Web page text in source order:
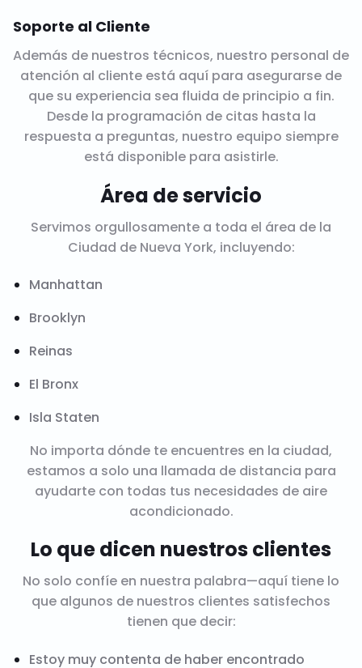
Soporte al Cliente
Además de nuestros técnicos, nuestro personal de
atención al cliente está aquí para asegurarse de
que su experiencia sea fluida de principio a fin.
Desde la programación de citas hasta la
respuesta a preguntas, nuestro equipo siempre
está disponible para asistirle.
Área de servicio
Servimos orgullosamente a toda el área de la
Ciudad de Nueva York, incluyendo:
Manhattan
Brooklyn
Reinas
El Bronx
Isla Staten
No importa dónde te encuentres en la ciudad,
estamos a solo una llamada de distancia para
ayudarte con todas tus necesidades de aire
acondicionado.
Lo que dicen nuestros clientes
No solo confíe en nuestra palabra—aquí tiene lo
que algunos de nuestros clientes satisfechos
tienen que decir:
Estoy muy contenta de haber encontrado